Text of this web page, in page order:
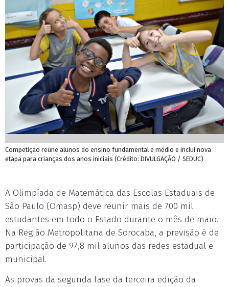
Competição reúne alunos do ensino fundamental e médio e inclui nova
etapa para crianças dos anos iniciais (Crédito: DIVULGAÇÃO / SEDUC)
A Olimpíada de Matemática das Escolas Estaduais de
São Paulo (Omasp) deve reunir mais de 700 mil
estudantes em todo o Estado durante o mês de maio.
Na Região Metropolitana de Sorocaba, a previsão é de
participação de 97,8 mil alunos das redes estadual e
municipal.
As provas da segunda fase da terceira edição da